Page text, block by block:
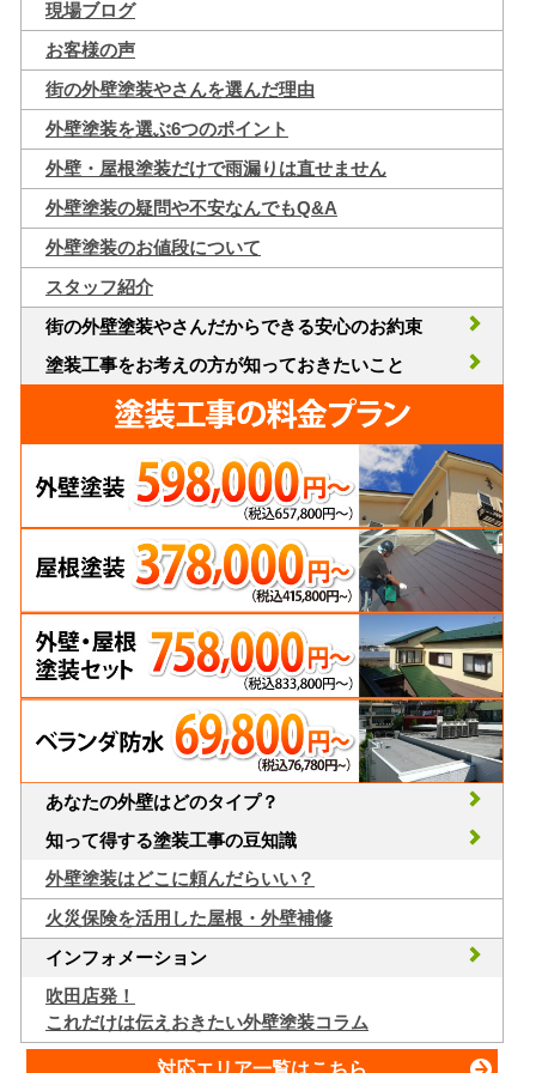
現場ブログ
お客様の声
街の外壁塗装やさんを選んだ理由
外壁塗装を選ぶ6つのポイント
外壁・屋根塗装だけで雨漏りは直せません
外壁塗装の疑問や不安なんでもQ&A
外壁塗装のお値段について
スタッフ紹介
街の外壁塗装やさんだからできる安心のお約束
塗装工事をお考えの方が知っておきたいこと
あなたの外壁はどのタイプ？
知って得する塗装工事の豆知識
外壁塗装はどこに頼んだらいい？
火災保険を活用した屋根・外壁補修
インフォメーション
吹田店発！
これだけは伝えおきたい外壁塗装コラム